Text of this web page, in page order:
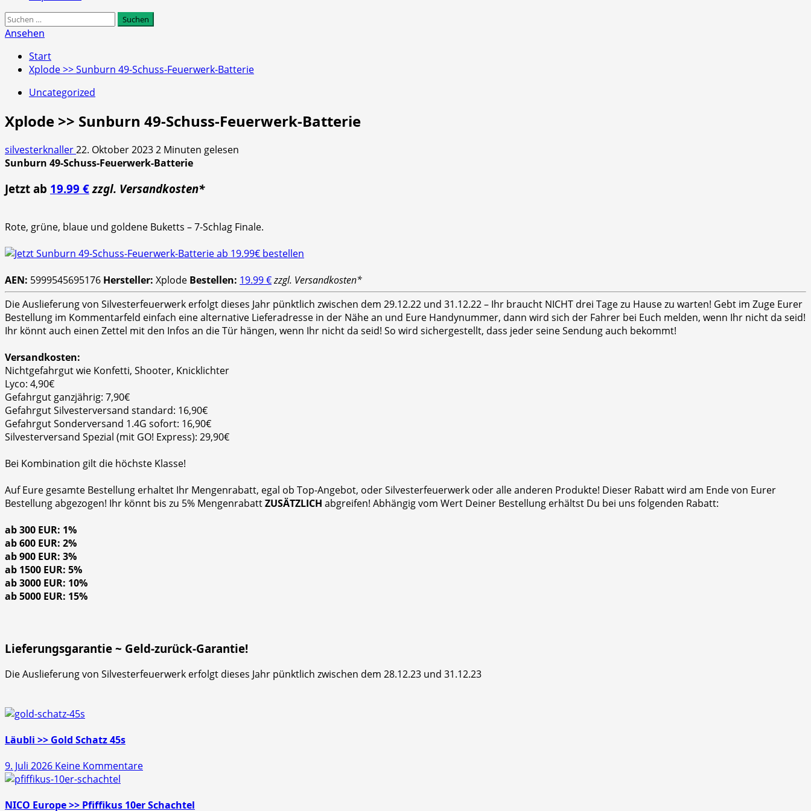
Suchen
nach:
Ansehen
Start
Xplode >> Sunburn 49-Schuss-Feuerwerk-Batterie
Uncategorized
Xplode >> Sunburn 49-Schuss-Feuerwerk-Batterie
silvesterknaller22. Oktober 20232 Minuten gelesen
Sunburn 49-Schuss-Feuerwerk-Batterie
Jetzt ab 19.99 € zzgl. Versandkosten*
Rote, grüne, blaue und goldene Buketts – 7-Schlag Finale.
AEN: 5999545695176 Hersteller: Xplode Bestellen: 19.99 €zzgl. Versandkosten*
Die Auslieferung von Silvesterfeuerwerk erfolgt dieses Jahr pünktlich zwischen dem 29.12.22 und 31.12.22 – Ihr braucht NICHT drei Tage zu Hause zu warten! Gebt im Zuge Eurer
Bestellung im Kommentarfeld einfach eine alternative Lieferadresse in der Nähe an und Eure Handynummer, dann wird sich der Fahrer bei Euch melden, wenn Ihr nicht da seid!
Ihr könnt auch einen Zettel mit den Infos an die Tür hängen, wenn Ihr nicht da seid! So wird sichergestellt, dass jeder seine Sendung auch bekommt!
Versandkosten:
Nichtgefahrgut wie Konfetti, Shooter, Knicklichter
Lyco: 4,90€
Gefahrgut ganzjährig: 7,90€
Gefahrgut Silvesterversand standard: 16,90€
Gefahrgut Sonderversand 1.4G sofort: 16,90€
Silvesterversand Spezial (mit GO! Express): 29,90€
Bei Kombination gilt die höchste Klasse!
Auf Eure gesamte Bestellung erhaltet Ihr Mengenrabatt, egal ob Top-Angebot, oder Silvesterfeuerwerk oder alle anderen Produkte! Dieser Rabatt wird am Ende von Eurer
Bestellung abgezogen! Ihr könnt bis zu 5% MengenrabattZUSÄTZLICH abgreifen! Abhängig vom Wert Deiner Bestellung erhältst Du bei uns folgenden Rabatt:
ab 300 EUR: 1%
ab 600 EUR: 2%
ab 900 EUR: 3%
ab 1500 EUR: 5%
ab 3000 EUR: 10%
ab 5000 EUR: 15%
Lieferungsgarantie ~ Geld-zurück-Garantie!
Die Auslieferung von Silvesterfeuerwerk erfolgt dieses Jahr pünktlich zwischen dem 28.12.23 und 31.12.23
Läubli >> Gold Schatz 45s
9. Juli 2026 Keine Kommentarezu
Gold
NICO Europe >> Pfiffikus 10er Schachtel